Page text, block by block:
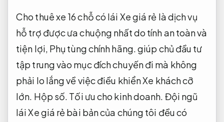
Cho thuê xe 16 chỗ có lái Xe giá rẻ là dịch vụ
hỗ trợ được ưa chuộng nhất do tính an toàn và
tiện lợi, Phụ tùng chính hãng.giúp chủ đầu tư
tập trung vào mục đích chuyến đi mà không
phải lo lắng về việc điều khiển Xe khách cỡ
lớn. Hộp số. Tối ưu cho kinh doanh. Đội ngũ
lái Xe giá rẻ bài bản của chúng tôi đều có